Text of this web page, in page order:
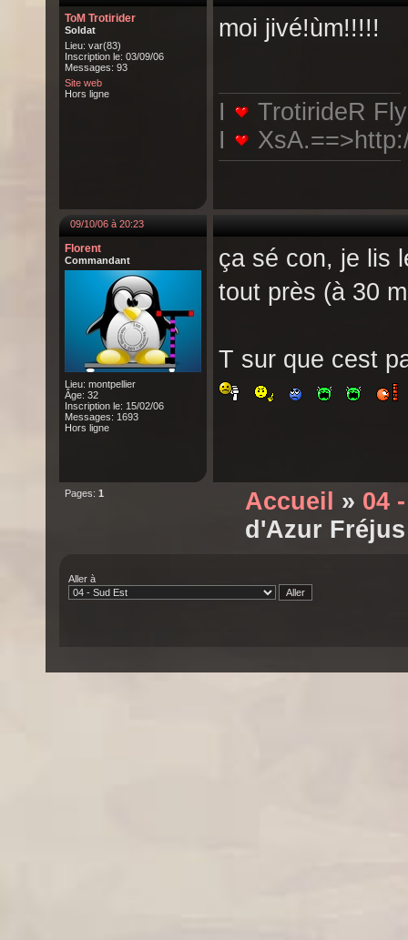
ToM Trotirider
Soldat
Lieu: var(83)
Inscription le: 03/09/06
Messages: 93
Site web
Hors ligne
moi jivé!ùm!!!!!
I
TrotirideR
I
09/10/06 à 20:23
Florent
Commandant
Lieu: montpellier
Âge: 32
Inscription le: 15/02/06
Messages: 1693
Hors ligne
ça sé con, je lis
tout près (à 30
T sur que cest
Pages: 1 Accueil » 04
d'Azur Fréjus
Aller à